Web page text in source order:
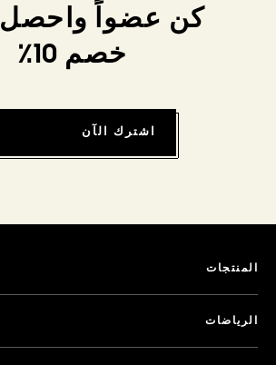
كن عضواً
خصم 10٪
اشترك الآن
المنتجات
الرياضات